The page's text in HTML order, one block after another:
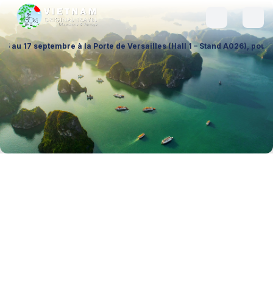
à la Porte de Versailles (Hall 1 – Stand A026), pour échanger sur